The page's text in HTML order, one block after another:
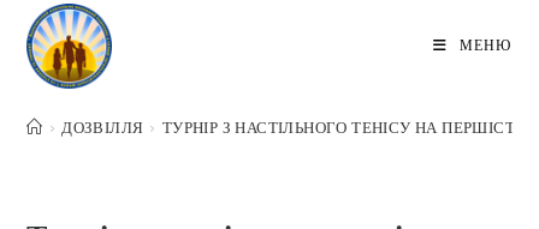
Перейти
вмісту
МЕНЮ
> ДОЗВІЛЛЯ > ТУРНІР З НАСТІЛЬНОГО ТЕНІСУ НА